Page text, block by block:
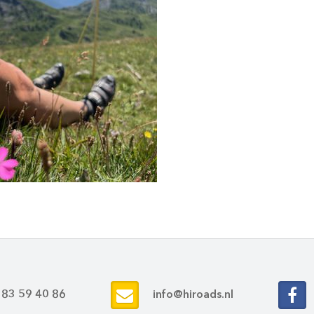
59 40 86 info@hiroads.nl